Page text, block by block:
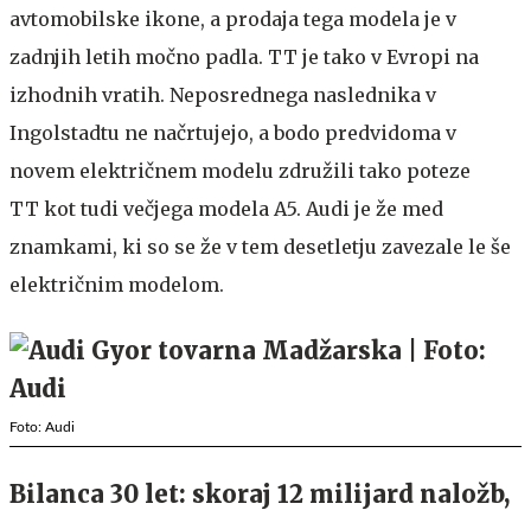
avtomobilske ikone, a prodaja tega modela je v
zadnjih letih močno padla. TT je tako v Evropi na
izhodnih vratih. Neposrednega naslednika v
Ingolstadtu ne načrtujejo, a bodo predvidoma v
novem električnem modelu združili tako poteze
TT kot tudi večjega modela A5. Audi je že med
znamkami, ki so se že v tem desetletju zavezale le še
električnim modelom.
Foto: Audi
Bilanca 30 let: skoraj 12 milijard naložb,